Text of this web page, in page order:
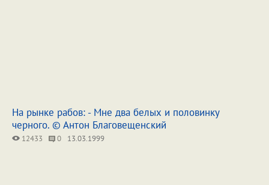
Ha рынке рабов: - Мне два белых и половинку
черного. © Антон Благовещенский
12433 0 13.03.1999